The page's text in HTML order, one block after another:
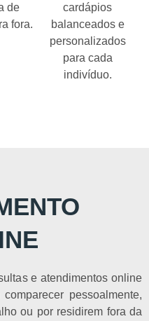
de
fora.
cardápios
balanceados e
personalizados
para cada
indivíduo.
e atendimentos online
pessoalmente,
ou por residirem fora da